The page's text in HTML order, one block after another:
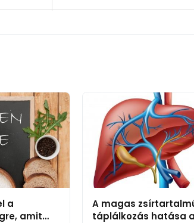
a
amit
A magas
táplálkozás hatása a